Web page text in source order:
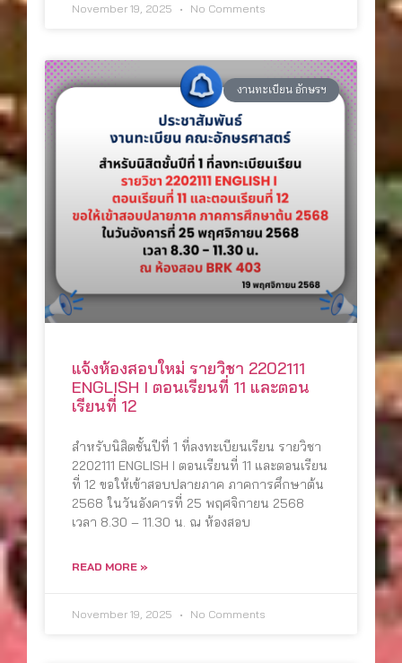
November 19, 2025 No Comments
งานทะเบียน อักษรฯ
แจ้งห้องสอบใหม่ รายวิชา 2202111
ENGLISH I ตอนเรียนที่ 11 และตอน
เรียนที่ 12
สำหรับนิสิตชั้นปีที่ 1 ที่ลงทะเบียนเรียน รายวิชา
2202111 ENGLISH I ตอนเรียนที่ 11 และตอนเรียน
ที่ 12 ขอให้เข้าสอบปลายภาค ภาคการศึกษาต้น
2568 ในวันอังคารที่ 25 พฤศจิกายน 2568
เวลา 8.30 – 11.30 น. ณ ห้องสอบ
READ MORE »
November 19, 2025 No Comments